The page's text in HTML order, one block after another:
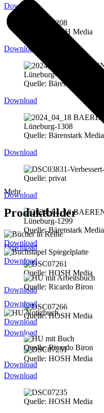
Download
Quelle: HOSH Media
Download
Quelle: Bärenstark Media
Download
Quelle: Bärenstark Media
Download
Quelle: privat
Download
Quelle: Bärenstark Media
Download
Quelle: HOSH Media
Download
Quelle: HOSH Media
Download
Quelle: HOSH Media
Download
Quelle: HOSH Media
Mehr
Produktbilder
Download
Download
Quelle: Ricardo Biron
Download
Download
Quelle: Ricardo Biron
Download